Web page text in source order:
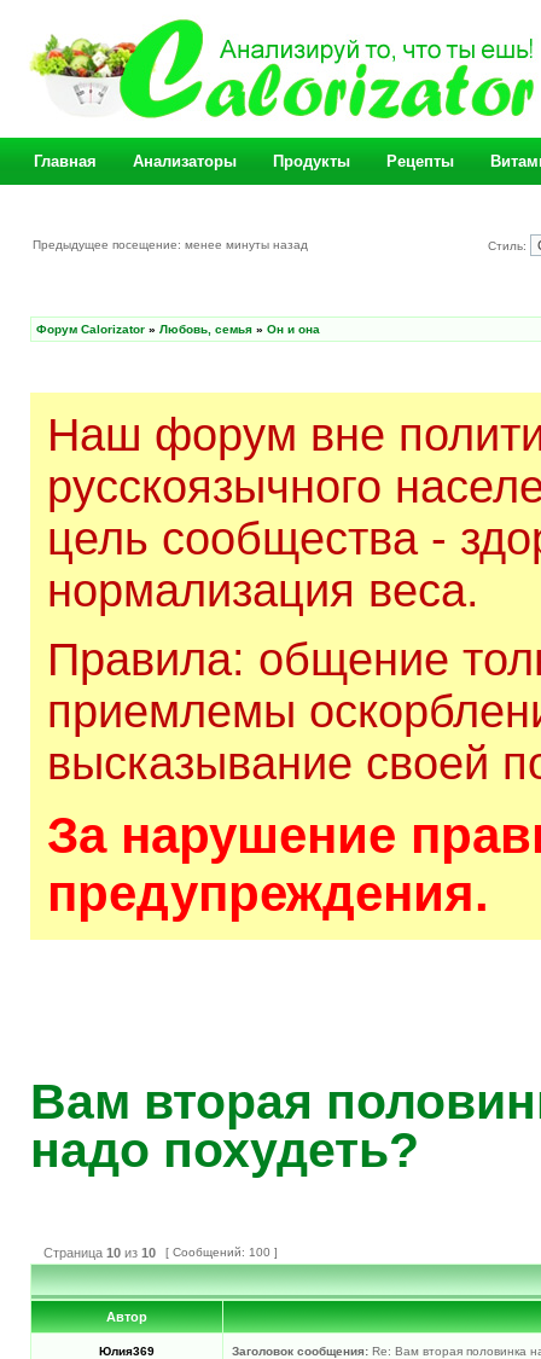
Главная Анализаторы Продукты Рецепты
Предыдущее посещение: менее минуты назад Стиль:
Форум Calorizator » Любовь, семья » Он и она
Наш форум вне
русскоязычного
цель сообщества -
нормализация веса.
Правила: общение
приемлемы
высказывание своей
За нарушение
предупреждения.
Вам вторая
надо похудеть?
Страница 10 из 10 [ Сообщений: 100 ]
Автор
Юлия369 Заголовок сообщения: Re: Вам вторая половинка